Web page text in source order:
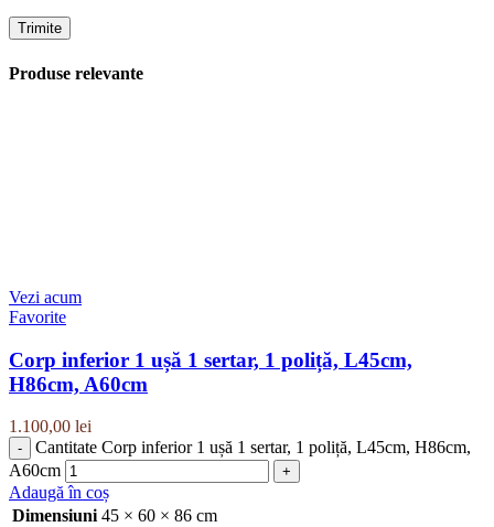
Produse relevante
Vezi acum
Favorite
Corp inferior 1 ușă 1 sertar, 1 poliță, L45cm,
H86cm, A60cm
1.100,00 lei
Cantitate Corp inferior 1 ușă 1 sertar, 1 poliță, L45cm, H86cm,
A60cm
Adaugă în coș
Dimensiuni 45 × 60 × 86 cm